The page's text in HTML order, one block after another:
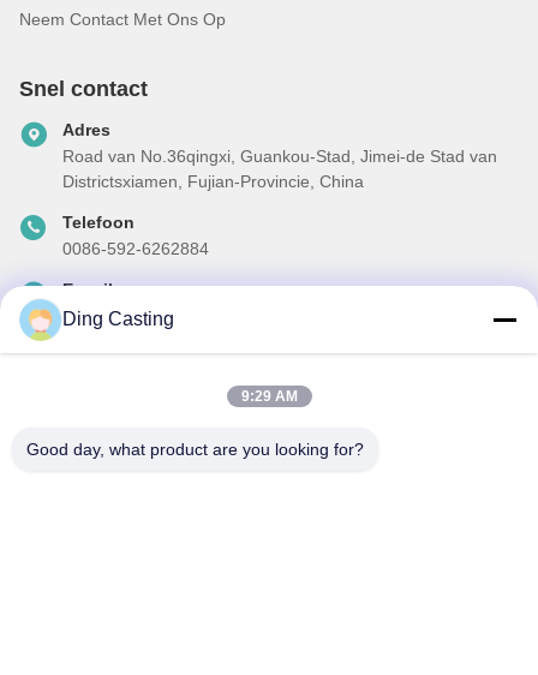
Neem Contact Met Ons Op
Snel contact
Adres
Road van No.36qingxi, Guankou-Stad, Jimei-de Stad van
Districtsxiamen, Fujian-Provincie, China
Telefoon
0086-592-6262884
E-mail
dzivy@idzxm.cn
Abonneer u op onze nieuwsbrief voor kortingen en meer.
Ding Casting
9:29 AM
Good day, what product are you looking for?